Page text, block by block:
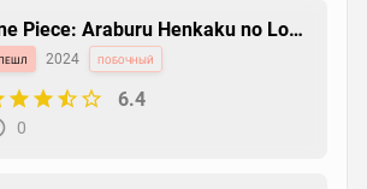
0
Piece: Mugiwara Daigekijou
Piece: Araburu Henkaku no Log:
Suru Kakumeigun!
2024 побочный
6.4
0